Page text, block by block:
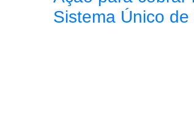
Sistema Único de